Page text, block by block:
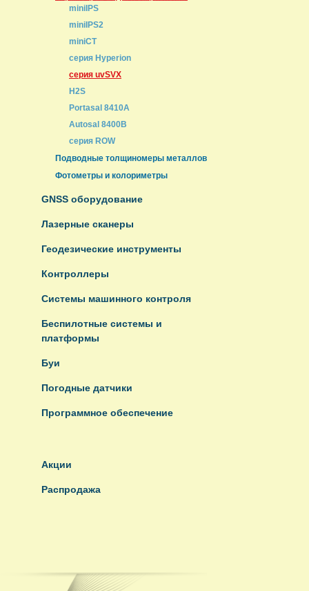
miniIPS
miniIPS2
miniCT
серия Hyperion
серия uvSVX
H2S
Portasal 8410A
Autosal 8400B
серия ROW
Подводные толщиномеры металлов
Фотометры и колориметры
GNSS оборудование
Лазерные сканеры
Геодезические инструменты
Контроллеры
Системы машинного контроля
Беспилотные системы и
платформы
Буи
Погодные датчики
Программное обеспечение
Акции
Распродажа